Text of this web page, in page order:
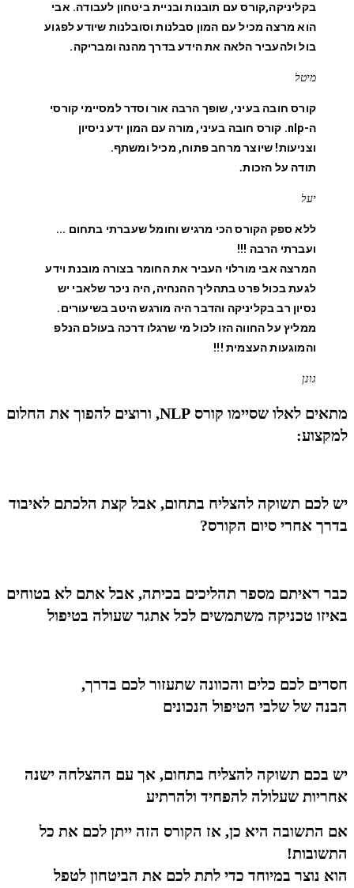
בקליניקה,קורס עם תובנות ובניית ביטחון לעבודה. אבי
הוא מרצה מכיל עם המון סבלנות וסובלנות שיודע לפגוע
בול ולהעביר הלאה את הידע בדרך מהנה ומבריקה.
מיטל
קורס חובה בעיני, שופך הרבה אור וסדר למסיימי קורסי
ה-nlp.
קורס חובה בעיני, מורה עם המון ידע ניסיון
וצניעות! שיוצר מרחב פתוח, מכיל ומשתף.
תודה על הזכות.
יעל
ללא ספק הקורס הכי מרגיש וחומל שעברתי בתחום ...
ועברתי הרבה !!!
המרצה אבי מורלוי העביר את החומר בצורה מובנת וידע
לגעת בכול פרט בתהליך ההנחיה, היה ניכר שלאבי יש
נסיון רב בקליניקה והדבר היה מורגש היטב בשיעורים.
ממליץ על החווה הזו לכול מי שרגלו דרכה בעולם הנלפ
והמוגעות העצמית !!!
גונן
מתאים לאלו שסיימו קורס NLP, ורוצים להפוך את החלום
למקצוע:
יש לכם תשוקה להצליח בתחום, אבל קצת הלכתם לאיבוד
בדרך אחרי סיום הקורס?
כבר ראיתם מספר תהליכים בכיתה, אבל אתם לא בטוחים
באיזו טכניקה משתמשים לכל אתגר שעולה בטיפול
חסרים לכם כלים והכוונה שתעזור לכם בדרך,
הבנה של שלבי הטיפול הנכונים
יש בכם תשוקה להצליח בתחום, אך עם ההצלחה ישנה
אחריות שעלולה להפחיד ולהרתיע
אם התשובה היא כן, אז הקורס הזה ייתן לכם את כל
התשובות!
הוא נוצר במיוחד כדי לתת לכם את הביטחון לטפל